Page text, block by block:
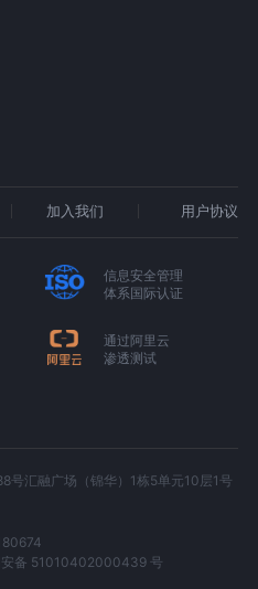
加入我们 用户协议
信息安全管理
体系国际认证
通过阿里云
渗透测试
号汇融广场（锦华）1栋5单元10层1号
安备 51010402000439 号